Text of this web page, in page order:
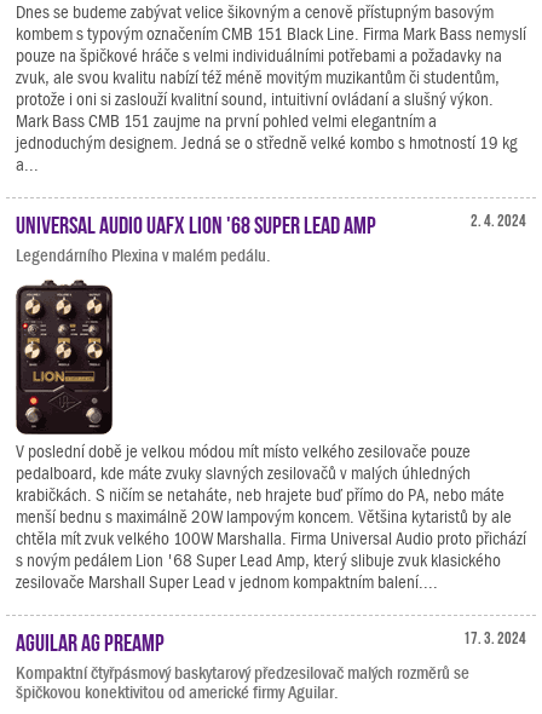
Dnes se budeme zabývat velice šikovným a cenově přístupným basovým
kombem s typovým označením CMB 151 Black Line. Firma Mark Bass nemyslí
pouze na špičkové hráče s velmi individuálními potřebami a požadavky na
zvuk, ale svou kvalitu nabízí též méně movitým muzikantům či studentům,
protože i oni si zaslouží kvalitní sound, intuitivní ovládaní a slušný výkon.
Mark Bass CMB 151 zaujme na první pohled velmi elegantním a
jednoduchým designem. Jedná se o středně velké kombo s hmotností 19 kg
a...
2. 4. 2024
Universal Audio UAFX Lion '68 Super Lead Amp
Legendárního Plexina v malém pedálu.
V poslední době je velkou módou mít místo velkého zesilovače pouze
pedalboard, kde máte zvuky slavných zesilovačů v malých úhledných
krabičkách. S ničím se netaháte, neb hrajete buď přímo do PA, nebo máte
menší bednu s maximálně 20W lampovým koncem. Většina kytaristů by ale
chtěla mít zvuk velkého 100W Marshalla. Firma Universal Audio proto přichází
s novým pedálem Lion '68 Super Lead Amp, který slibuje zvuk klasického
zesilovače Marshall Super Lead v jednom kompaktním balení....
17. 3. 2024
Aguilar AG Preamp
Kompaktní čtyřpásmový baskytarový předzesilovač malých rozměrů se
špičkovou konektivitou od americké firmy Aguilar.